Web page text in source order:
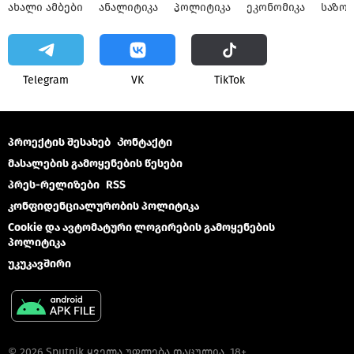
ᲐᲮᲐᲚᲘ ᲐᲛᲑᲔᲑᲘ ᲐᲜᲐᲚᲘᲢᲘᲙᲐ ᲞᲝᲚᲘᲢᲘᲙᲐ ᲔᲙᲝᲜᲝᲛᲘᲙᲐ
Telegram VK ТikТоk
პროექტის შესახებ Კონტაქტი
მასალების გამოყენების წესები
პრეს-რელიზები RSS
კონფიდენციალურობის პოლიტიკა
Cookie და ავტომატური ლოგირების გამოყენების
პოლიტიკა
უკუკავშირი